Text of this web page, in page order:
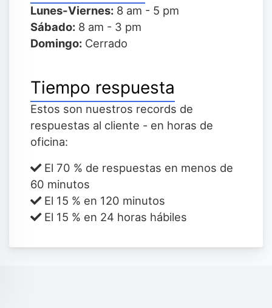
Lunes-Viernes: 8 am - 5 pm
Sábado: 8 am - 3 pm
Domingo: Cerrado
Tiempo respuesta
Estos son nuestros records de
respuestas al cliente - en horas de
oficina:
El 70 % de respuestas en menos de
60 minutos
El 15 % en 120 minutos
El 15 % en 24 horas hábiles